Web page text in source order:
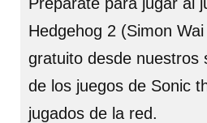
Hedgehog 2 (Simon
gratuito desde nuestros
de los juegos de Sonic
jugados de la red.